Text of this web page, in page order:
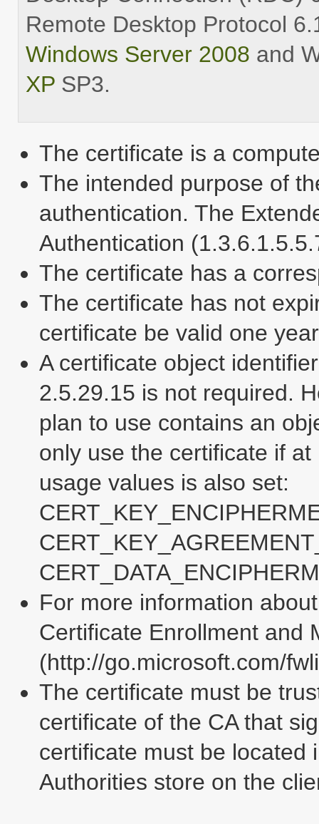
Remote Desktop Protocol
Windows Server 2008 and
XP SP3.
The certificate is a
The intended purpose of
authentication. The
Authentication
The certificate has a
The certificate has not
certificate be valid one
A certificate object
2.5.29.15 is not required.
plan to use contains an
only use the certificate if
usage values is also set:
For more information
Certificate Enrollment and
(http://go.microsoft.com/
The certificate must be
certificate of the CA that
certificate must be located
Authorities store on the